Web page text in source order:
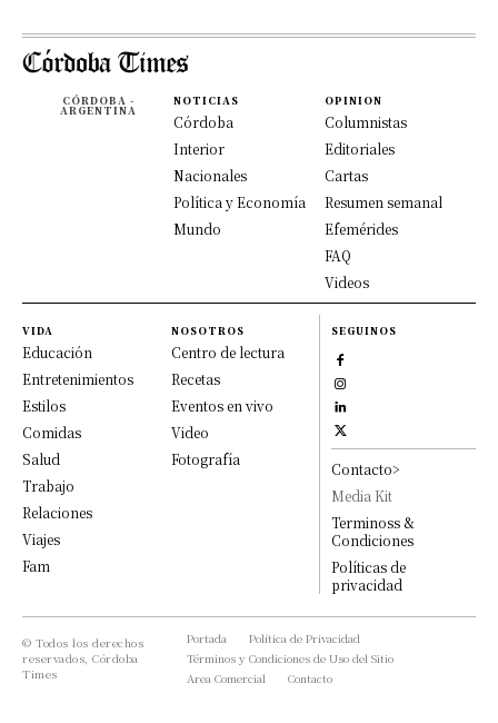
CÓRDOBA -
ARGENTINA
NOTICIAS
Córdoba
Interior
Nacionales
Política y Economía
Mundo
OPINION
Columnistas
Editoriales
Cartas
Resumen semanal
Efemérides
FAQ
Videos
VIDA
Educación
Entretenimientos
Estilos
Comidas
Salud
Trabajo
Relaciones
Viajes
Fam
NOSOTROS
Centro de lectura
Recetas
Eventos en vivo
Video
Fotografía
SEGUINOS
Contacto>
Media Kit
Terminoss &
Condiciones
Políticas de
privacidad
© Todos los derechos
reservados, Córdoba
Times
Portada
Política de Privacidad
Términos y Condiciones de Uso del Sitio
Area Comercial
Contacto